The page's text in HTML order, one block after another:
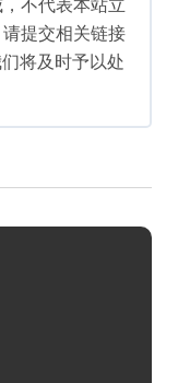
提交相关链接
将及时予以处